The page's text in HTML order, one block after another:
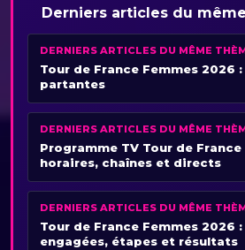
Derniers articles du
DERNIERS ARTICLES DU MÊME
Tour de France Femmes 2026 :
partantes
DERNIERS ARTICLES DU MÊME
Programme TV Tour de
horaires, chaînes et directs
DERNIERS ARTICLES DU MÊME
Tour de France Femmes 2026
engagées, étapes et résultats